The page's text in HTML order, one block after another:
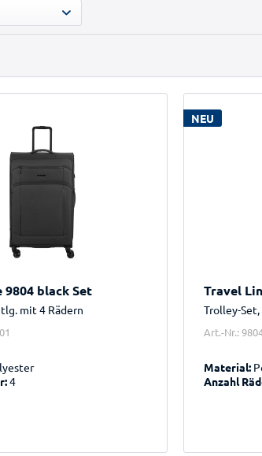
9804 black Set
mit 4 Rädern
4
NEU
Travel
Trolley-
Art.-Nr.:
Material:
Anzahl